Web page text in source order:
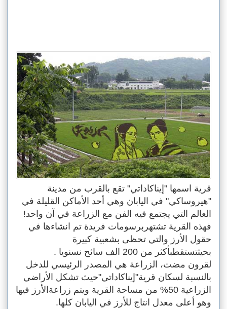
قرية اسمها "إيناكاداتي" تقع بالقرب من مدينة
"هيروساكي" في اليابان وهي أحد الأماكن القليلة في
العالم التي يجتمع فيه الفن مع الزراعة في آن واحد!
فهذه القرية تشتهربرسومات فريدة تم انشاءها في
حقول الأرز والتي تحظى بشعبية كبيرة
بحيثتستقطبأكثر من 200 الف سائح نسنويا .
لقرون مضت، الزراعة هي المصدر الرئيسي للدخل
بالنسبة لسكان قرية"إيناكاداتي"حيث تشكل الأراضي
الزراعية 50% من مساحة القرية ويتم زراعةالأرز فيها
وهو أعلى معدل انتاج للأرز في اليابان كلها.